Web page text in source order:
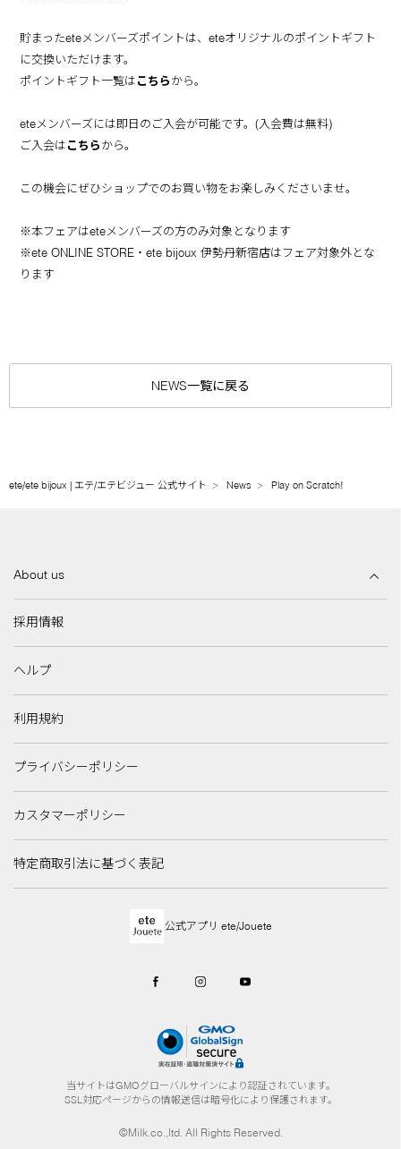
貯まったeteメンバーズポイントは、eteオリジナルのポイントギフト
に交換いただけます。
ポイントギフト一覧はこちらから。
eteメンバーズには即日のご入会が可能です。(入会費は無料)
ご入会はこちらから。
この機会にぜひショップでのお買い物をお楽しみくださいませ。
※本フェアはeteメンバーズの方のみ対象となります
※ete ONLINE STORE・ete bijoux 伊勢丹新宿店はフェア対象外とな
ります
NEWS一覧に戻る
ete/ete bijoux | エテ/エテビジュー 公式サイト News Play on Scratch!
About us
採用情報
ヘルプ
利用規約
プライバシーポリシー
カスタマーポリシー
特定商取引法に基づく表記
公式アプリ ete/Jouete
当サイトはGMOグローバルサインにより認証されています。
SSL対応ページからの情報送信は暗号化により保護されます。
©Milk.co.,ltd. All Rights Reserved.